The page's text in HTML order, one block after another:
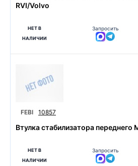
RVI/Volvo
НЕТ В
НАЛИЧИИ
Запросить
FEBI 10857
Втулка стабилизатора переднего
НЕТ В
НАЛИЧИИ
Запросить